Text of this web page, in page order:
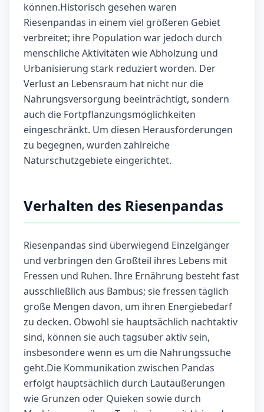
können.Historisch gesehen waren
Riesenpandas in einem viel größeren Gebiet
verbreitet; ihre Population war jedoch durch
menschliche Aktivitäten wie Abholzung und
Urbanisierung stark reduziert worden. Der
Verlust an Lebensraum hat nicht nur die
Nahrungsversorgung beeinträchtigt, sondern
auch die Fortpflanzungsmöglichkeiten
eingeschränkt. Um diesen Herausforderungen
zu begegnen, wurden zahlreiche
Naturschutzgebiete eingerichtet.
Verhalten des Riesenpandas
Riesenpandas sind überwiegend Einzelgänger
und verbringen den Großteil ihres Lebens mit
Fressen und Ruhen. Ihre Ernährung besteht fast
ausschließlich aus Bambus; sie fressen täglich
große Mengen davon, um ihren Energiebedarf
zu decken. Obwohl sie hauptsächlich nachtaktiv
sind, können sie auch tagsüber aktiv sein,
insbesondere wenn es um die Nahrungssuche
geht.Die Kommunikation zwischen Pandas
erfolgt hauptsächlich durch Lautäußerungen
wie Grunzen oder Quieken sowie durch